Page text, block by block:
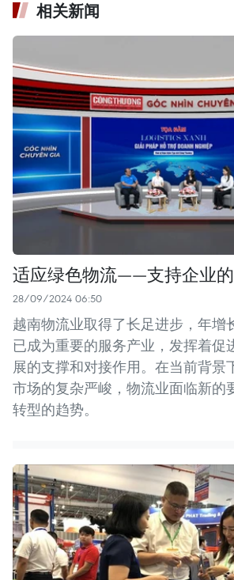
相关新闻
适应绿色物流——支持企业
28/09/2024 06:50
越南物流业取得了长足进步，年增
已成为重要的服务产业，发挥着促
展的支撑和对接作用。在当前背景
市场的复杂严峻，物流业面临新的
转型的趋势。